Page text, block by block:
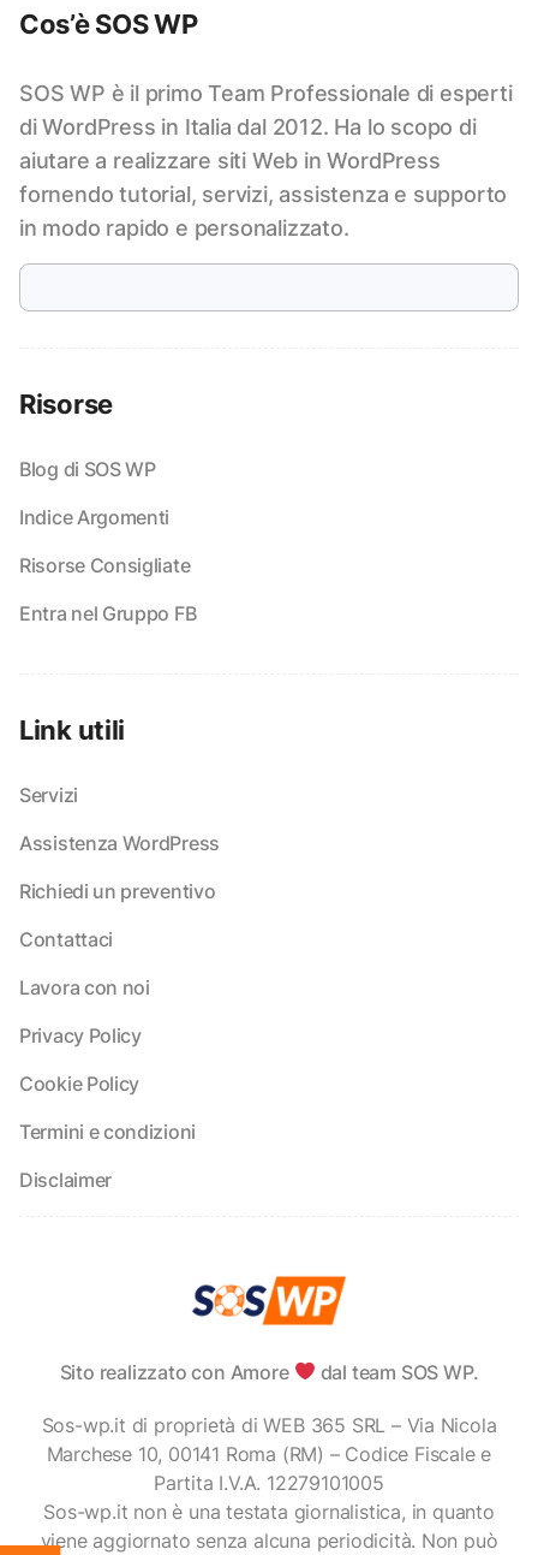
Cos’è SOS WP
SOS WP è il primo Team Professionale di esperti
di WordPress in Italia dal 2012. Ha lo scopo di
aiutare a realizzare siti Web in WordPress
fornendo tutorial, servizi, assistenza e supporto
in modo rapido e personalizzato.
Risorse
Blog di SOS WP
Indice Argomenti
Risorse Consigliate
Entra nel Gruppo FB
Link utili
Servizi
Assistenza WordPress
Richiedi un preventivo
Contattaci
Lavora con noi
Privacy Policy
Cookie Policy
Termini e condizioni
Disclaimer
Sito realizzato con Amore dal team SOS WP.
Sos-wp.it di proprietà di WEB 365 SRL – Via Nicola
Marchese 10, 00141 Roma (RM) – Codice Fiscale e
Partita I.V.A. 12279101005
Sos-wp.it non è una testata giornalistica, in quanto
viene aggiornato senza alcuna periodicità. Non può